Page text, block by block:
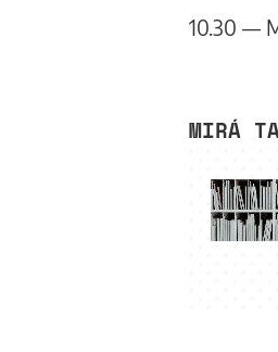
10.30 —
MIRÁ